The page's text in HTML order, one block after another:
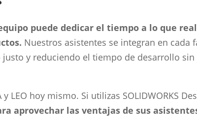
puede dedicar el tiempo a lo que
Nuestros asistentes se integran en cada
y reduciendo el tiempo de desarrollo
y LEO hoy mismo. Si utilizas SOLIDWORKS
aprovechar las ventajas de sus asistentes